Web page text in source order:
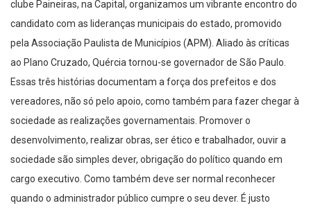
candidato com as lideranças municipais do estado, promovido
pela Associação Paulista de Municípios (APM). Aliado às críticas
ao Plano Cruzado, Quércia tornou-se governador de São Paulo.
Essas três histórias documentam a força dos prefeitos e dos
vereadores, não só pelo apoio, como também para fazer chegar à
sociedade as realizações governamentais. Promover o
desenvolvimento, realizar obras, ser ético e trabalhador, ouvir a
sociedade são simples dever, obrigação do político quando em
cargo executivo. Como também deve ser normal reconhecer
quando o administrador público cumpre o seu dever. É justo
defender quem trabalha dos ataques mentirosos dos adversários,